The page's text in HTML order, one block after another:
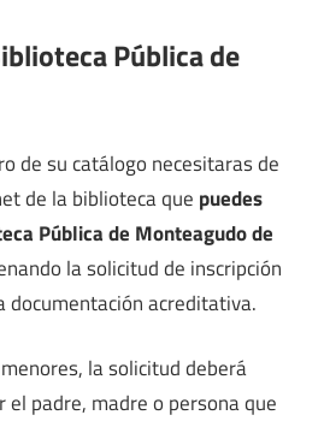
Pública de
de su catálogo necesitaras de
de la biblioteca que puedes
Pública de Monteagudo de
la solicitud de inscripción
documentación acreditativa.
la solicitud deberá
padre, madre o persona que